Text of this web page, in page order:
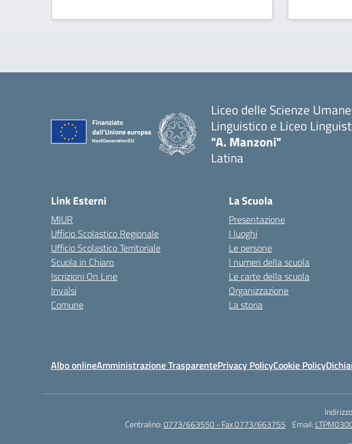
Liceo delle Scienze
Linguistico e Liceo
"A. Manzoni"
Latina
Link Esterni
MIUR
Ufficio Scolastico Regionale
Ufficio Scolastico Territoriale
Scuola in Chiaro
Iscrizioni On Line
Invalsi
Comune
La Scuola
Presentazione
I luoghi
Le persone
I numeri della scuola
Le carte della scuola
Organizzazione
La storia
Albo onlineAmministrazione TrasparentePrivacy PolicyCookie Policy
Centralino:0773/663550 - Fax 0773/663755 Email: